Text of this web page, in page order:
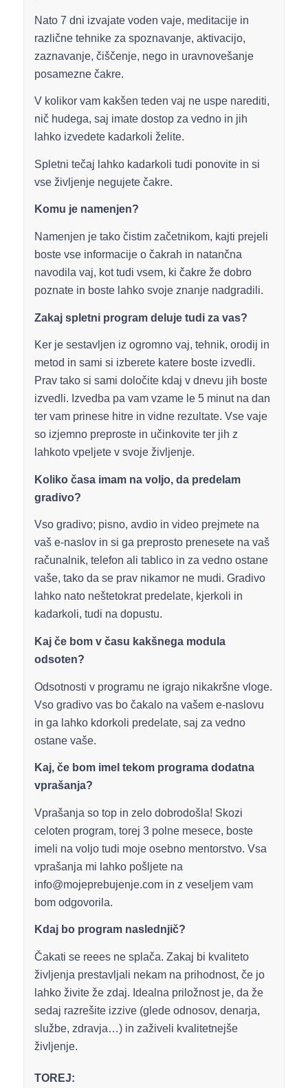
Nato 7 dni izvajate voden vaje, meditacije in
različne tehnike za spoznavanje, aktivacijo,
zaznavanje, čiščenje, nego in uravnovešanje
posamezne čakre.
V kolikor vam kakšen teden vaj ne uspe narediti,
nič hudega, saj imate dostop za vedno in jih
lahko izvedete kadarkoli želite.
Spletni tečaj lahko kadarkoli tudi ponovite in si
vse življenje negujete čakre.
Komu je namenjen?
Namenjen je tako čistim začetnikom, kajti prejeli
boste vse informacije o čakrah in natančna
navodila vaj, kot tudi vsem, ki čakre že dobro
poznate in boste lahko svoje znanje nadgradili.
Zakaj spletni program deluje tudi za vas?
Ker je sestavljen iz ogromno vaj, tehnik, orodij in
metod in sami si izberete katere boste izvedli.
Prav tako si sami določite kdaj v dnevu jih boste
izvedli. Izvedba pa vam vzame le 5 minut na dan
ter vam prinese hitre in vidne rezultate. Vse vaje
so izjemno preproste in učinkovite ter jih z
lahkoto vpeljete v svoje življenje.
Koliko časa imam na voljo, da predelam
gradivo?
Vso gradivo; pisno, avdio in video prejmete na
vaš e-naslov in si ga preprosto prenesete na vaš
računalnik, telefon ali tablico in za vedno ostane
vaše, tako da se prav nikamor ne mudi. Gradivo
lahko nato neštetokrat predelate, kjerkoli in
kadarkoli, tudi na dopustu.
Kaj če bom v času kakšnega modula
odsoten?
Odsotnosti v programu ne igrajo nikakršne vloge.
Vso gradivo vas bo čakalo na vašem e-naslovu
in ga lahko kdorkoli predelate, saj za vedno
ostane vaše.
Kaj, če bom imel tekom programa dodatna
vprašanja?
Vprašanja so top in zelo dobrodošla! Skozi
celoten program, torej 3 polne mesece, boste
imeli na voljo tudi moje osebno mentorstvo. Vsa
vprašanja mi lahko pošljete na
info@mojeprebujenje.com in z veseljem vam
bom odgovorila.
Kdaj bo program naslednjič?
Čakati se reees ne splača. Zakaj bi kvaliteto
življenja prestavljali nekam na prihodnost, če jo
lahko živite že zdaj. Idealna priložnost je, da že
sedaj razrešite izzive (glede odnosov, denarja,
službe, zdravja…) in zaživeli kvalitetnejše
življenje.
TOREJ: